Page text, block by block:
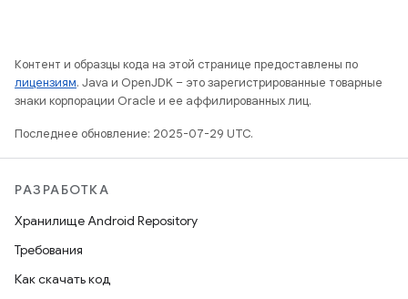
Контент и образцы кода на этой странице предоставлены по
лицензиям. Java и OpenJDK – это зарегистрированные товарные
знаки корпорации Oracle и ее аффилированных лиц.
Последнее обновление: 2025-07-29 UTC.
РАЗРАБОТКА
Хранилище Android Repository
Требования
Как скачать код